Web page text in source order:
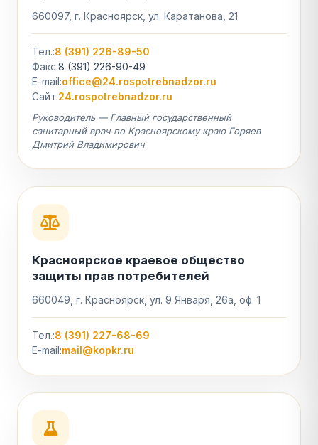
660097, г. Красноярск, ул. Каратанова, 21
Тел.:8 (391) 226-89-50
Факс:8 (391) 226-90-49
E-mail:office@24.rospotrebnadzor.ru
Сайт:24.rospotrebnadzor.ru
Руководитель — Главный государственный
санитарный врач по Красноярскому краю Горяев
Дмитрий Владимирович
Красноярское краевое общество
защиты прав потребителей
660049, г. Красноярск, ул. 9 Января, 26а, оф. 1
Тел.:8 (391) 227-68-69
E-mail:mail@kopkr.ru